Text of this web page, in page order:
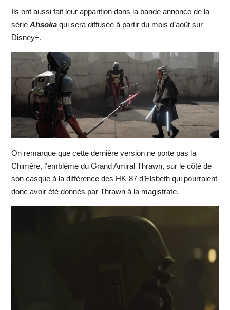
Ils ont aussi fait leur apparition dans la bande annonce de la
série Ahsokaqui sera diffusée à partir du mois d’août sur
Disney+.
On remarque que cette dernière version ne porte pas la
Chimère, l’emblème du Grand Amiral Thrawn, sur le côté de
son casque à la différence des HK-87 d’Elsbeth qui pourraient
donc avoir été donnés par Thrawn à la magistrate.